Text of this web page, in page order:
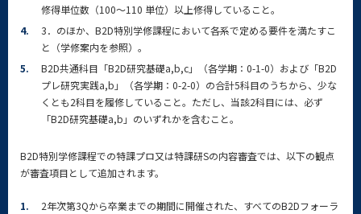
修得単位数（100～110 単位）以上修得していること。
4.
3．のほか、B2D特別学修課程において各系で定める要件を満たすこ
と（学修案内を参照）。
5.
B2D共通科目「B2D研究基礎a,b,c」（各学期：0-1-0）および「B2D
プレ研究実践a,b」（各学期：0-2-0）の合計5科目のうちから、少な
くとも2科目を履修していること。ただし、当該2科目には、必ず
「B2D研究基礎a,b」のいずれかを含むこと。
B2D特別学修課程での特課プロ又は特課研Sの内容審査では、以下の観点
が審査項目として追加されます。
1.
2年次第3Qから卒業までの期間に開催された、すべてのB2Dフォーラ